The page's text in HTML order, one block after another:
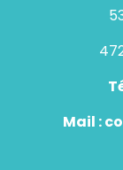
Mail :